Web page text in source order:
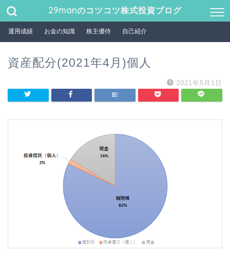
29manのコツコツ株式投資ブログ
運用成績 お金の知識 株主優待 自己紹介
資産配分(2021年4月)個人
2021年5月1日